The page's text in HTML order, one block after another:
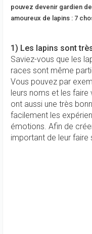
pouvez devenir gardien
amoureux de lapins : 7
1) Les lapins sont
Saviez-vous que les
races sont même
Vous pouvez par
leurs noms et les faire
ont aussi une très
facilement les
émotions. Afin de
important de leur faire